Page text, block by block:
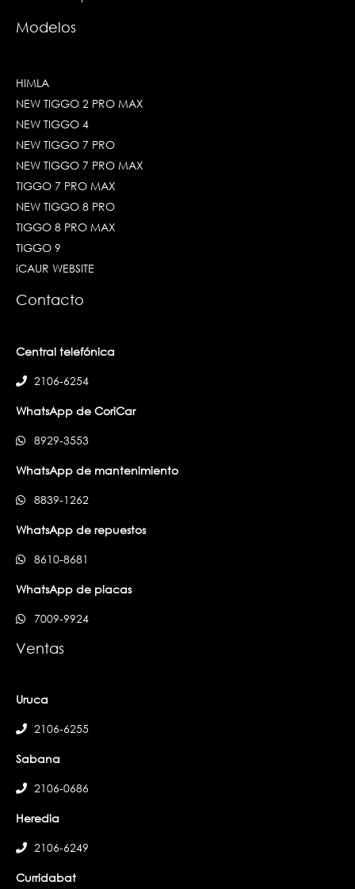
Modelos
HIMLA
NEW TIGGO 2 PRO MAX
NEW TIGGO 4
NEW TIGGO 7 PRO
NEW TIGGO 7 PRO MAX
TIGGO 7 PRO MAX
NEW TIGGO 8 PRO
TIGGO 8 PRO MAX
TIGGO 9
iCAUR WEBSITE
Contacto
Central telefónica
2106-6254
WhatsApp de CoriCar
8929-3553
WhatsApp de mantenimiento
8839-1262
WhatsApp de repuestos
8610-8681
WhatsApp de placas
7009-9924
Ventas
Uruca
2106-6255
Sabana
2106-0686
Heredia
2106-6249
Curridabat